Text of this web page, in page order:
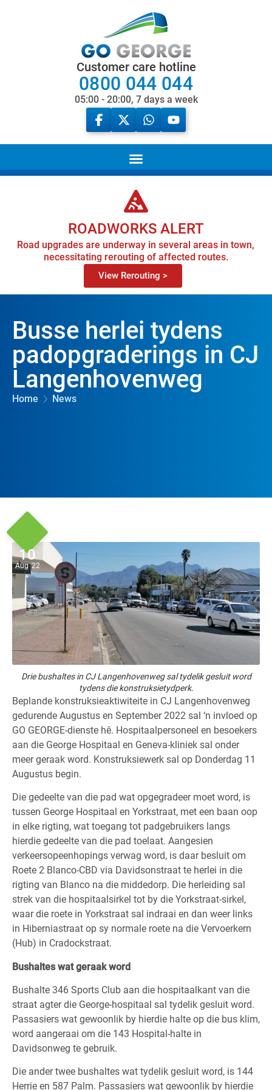
Customer care hotline
0800 044 044
05:00 - 20:00, 7 days a week
ROADWORKS ALERT
Road upgrades are underway in several areas in town,
necessitating rerouting of affected routes.
View Rerouting >
Busse herlei tydens
padopgraderings in CJ
Langenhovenweg
Home News
10
Aug '22
Drie bushaltes in CJ Langenhovenweg sal tydelik gesluit word
tydens die konstruksietydperk.
Beplande konstruksieaktiwiteite in CJ Langenhovenweg
gedurende Augustus en September 2022 sal ‘n invloed op
GO GEORGE-dienste hê. Hospitaalpersoneel en besoekers
aan die George Hospitaal en Geneva-kliniek sal onder
meer geraak word. Konstruksiewerk sal op Donderdag 11
Augustus begin.
Die gedeelte van die pad wat opgegradeer moet word, is
tussen George Hospitaal en Yorkstraat, met een baan oop
in elke rigting, wat toegang tot padgebruikers langs
hierdie gedeelte van die pad toelaat. Aangesien
verkeersopeenhopings verwag word, is daar besluit om
Roete 2 Blanco-CBD via Davidsonstraat te herlei in die
rigting van Blanco na die middedorp. Die herleiding sal
strek van die hospitaalsirkel tot by die Yorkstraat-sirkel,
waar die roete in Yorkstraat sal indraai en dan weer links
in Hiberniastraat op sy normale roete na die Vervoerkern
(Hub) in Cradockstraat.
Bushaltes wat geraak word
Bushalte 346 Sports Club aan die hospitaalkant van die
straat agter die George-hospitaal sal tydelik gesluit word.
Passasiers wat gewoonlik by hierdie halte op die bus klim,
word aangeraai om die 143 Hospital-halte in
Davidsonweg te gebruik.
Die ander twee bushaltes wat tydelik gesluit word, is 144
Herrie en 587 Palm. Passasiers wat gewoonlik by hierdie